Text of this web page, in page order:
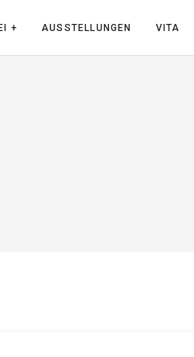
+ AUSSTELLUNGEN VITA